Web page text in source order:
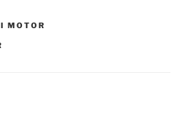
MOTOR